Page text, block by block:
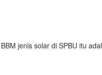
jenis solar di SPBU itu